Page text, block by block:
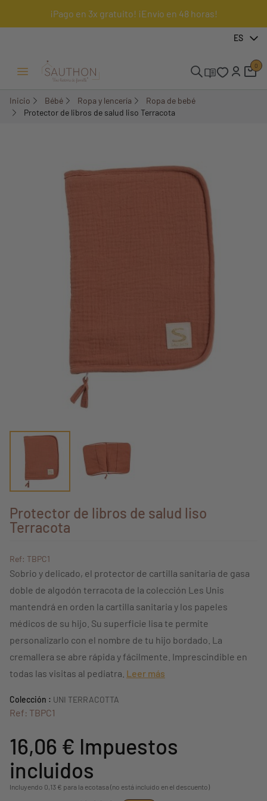
¡Pago en 3x gratuito! ¡Envío en 48 horas!
ES
Menú Abrir/Cerrar
0
Inicio Bébé Ropa y lencería
Ropa de bebé
Protector de libros de salud liso Terracota
Protector de libros de salud liso
Terracota
Ref: TBPC1
Sobrio y delicado, el protector de cartilla sanitaria de gasa
doble de algodón terracota de la colección Les Unis
mantendrá en orden la cartilla sanitaria y los papeles
médicos de su hijo. Su superficie lisa te permite
personalizarlo con el nombre de tu hijo bordado. La
cremallera se abre rápida y fácilmente. Imprescindible en
todas las visitas al pediatra. Leer más
Colección : UNI TERRACOTTA
Ref: TBPC1
16,06 € Impuestos
incluidos
Incluyendo 0,13 € para la ecotasa (no está incluido en el descuento)